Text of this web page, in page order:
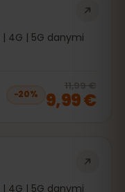
| 4G | 5G danymi
−20%
11,99 €
9,99 €
| 4G | 5G danymi